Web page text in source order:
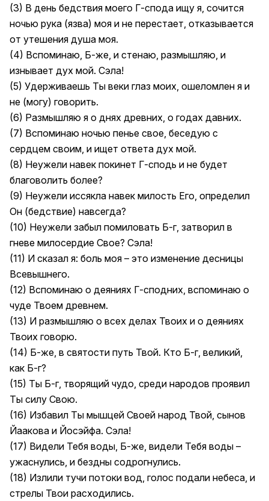
(3) В день бедствия моего Г-спода ищу я, сочится
ночью рука (язва) моя и не перестает, отказывается
от утешения душа моя.
(4) Вспоминаю, Б-же, и стенаю, размышляю, и
изнывает дух мой. Сэла!
(5) Удерживаешь Ты веки глаз моих, ошеломлен я и
не (могу) говорить.
(6) Размышляю я о днях древних, о годах давних.
(7) Вспоминаю ночью пенье свое, беседую с
сердцем своим, и ищет ответа дух мой.
(8) Неужели навек покинет Г-сподь и не будет
благоволить более?
(9) Неужели иссякла навек милость Его, определил
Он (бедствие) навсегда?
(10) Неужели забыл помиловать Б-г, затворил в
гневе милосердие Свое? Сэла!
(11) И сказал я: боль моя – это изменение десницы
Всевышнего.
(12) Вспоминаю о деяниях Г-сподних, вспоминаю о
чуде Твоем древнем.
(13) И размышляю о всех делах Твоих и о деяниях
Твоих говорю.
(14) Б-же, в святости путь Твой. Кто Б-г, великий,
как Б-г?
(15) Ты Б-г, творящий чудо, среди народов проявил
Ты силу Свою.
(16) Избавил Ты мышцей Своей народ Твой, сынов
Йаакова и Йосэйфа. Сэла!
(17) Видели Тебя воды, Б-же, видели Тебя воды –
ужаснулись, и бездны содрогнулись.
(18) Излили тучи потоки вод, голос подали небеса, и
стрелы Твои расходились.